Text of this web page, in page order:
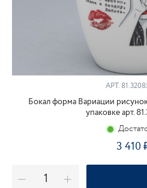
АРТ.
Бокал форма Вариации
упаковке арт.
3 410